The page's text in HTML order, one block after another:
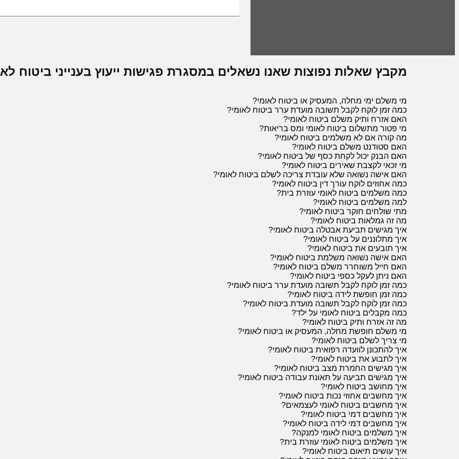
מקבץ שאלות נפוצות שאנו נשאלים במסגרת פגישות ייעוץ בענייני ביטוח
מי משלם ימי מחלה, המעסיק או ביטוח לאומי?
כמה זמן לוקח לקבל תשובה מועדת ערר ביטוח לאומי?
האם אזרח ותיק משלם ביטוח לאומי?
מי פטור מתשלום ביטוח לאומי ומס בריאות?
מה קורה אם לא משלמים ביטוח לאומי?
האם סטודנט משלם ביטוח לאומי?
האם הבנק יכול לקחת כסף של ביטוח לאומי?
מי זכאי לקצבת שאירים ביטוח לאומי?
האם אישה נשואה שלא עובדת צריכה לשלם ביטוח לאומי?
כמה אחוזים לוקח עורך דין ביטוח לאומי?
כמה משלמים ביטוח לאומי עוזרת בית?
למה משלמים ביטוח לאומי?
מתי שולחים חוקר ביטוח לאומי?
מה זה גמלאות ביטוח לאומי?
איך מגישים תביעת אבטלה ביטוח לאומי?
איך מתלוננים על ביטוח לאומי?
איך תובעים את ביטוח לאומי?
האם אישה נשואה משלמת ביטוח לאומי?
האם חייל משוחרר משלם ביטוח לאומי?
האם ניתן לעקל כספי ביטוח לאומי?
כמה זמן לוקח לקבל תשובה מועדת ערר ביטוח לאומי?
כמה זמן חופשת לידה ביטוח לאומי?
כמה זמן לוקח לקבל תשובה מועדת ביטוח לאומי?
כמה מקבלים ביטוח לאומי על ילד?
מה זה אזרח ותיק ביטוח לאומי?
מי משלם חופשת מחלה, המעסיק או ביטוח לאומי?
מי צריך לשלם ביטוח לאומי?
איך להתכונן לוועדה רפואית ביטוח לאומי?
איך לתבוע את ביטוח לאומי?
איך מגישים החמרת מצב ביטוח לאומי?
איך מגישים תביעה על תאונת עבודה ביטוח לאומי?
איך מחושב ביטוח לאומי?
איך מחשבים אחוזי נכות ביטוח לאומי?
איך מחשבים ביטוח לאומי לעצמאים?
איך מחשבים דמי ביטוח לאומי?
איך מחשבים דמי לידה ביטוח לאומי?
איך משלמים ביטוח לאומי למנקה?
איך משלמים ביטוח לאומי עוזרת בית?
איך עושים תיאום ביטוח לאומי?